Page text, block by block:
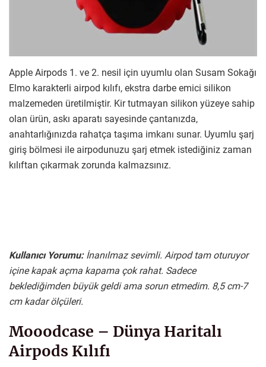
Apple Airpods 1. ve 2. nesil için uyumlu olan Susam Sokağı
Elmo karakterli airpod kılıfı, ekstra darbe emici silikon
malzemeden üretilmiştir. Kir tutmayan silikon yüzeye sahip
olan ürün, askı aparatı sayesinde çantanızda,
anahtarlığınızda rahatça taşıma imkanı sunar. Uyumlu şarj
giriş bölmesi ile airpodunuzu şarj etmek istediğiniz zaman
kılıftan çıkarmak zorunda kalmazsınız.
Kullanıcı Yorumu: İnanılmaz sevimli. Airpod tam oturuyor
içine kapak açma kapama çok rahat. Sadece
beklediğimden büyük geldi ama sorun etmedim. 8,5 cm-7
cm kadar ölçüleri.
Mooodcase – Dünya Haritalı
Airpods Kılıfı